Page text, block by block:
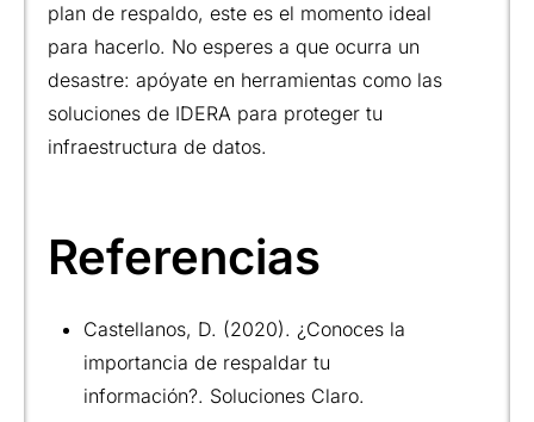
plan de respaldo, este es el momento ideal
para hacerlo. No esperes a que ocurra un
desastre: apóyate en herramientas como las
soluciones de IDERA para proteger tu
infraestructura de datos.
Referencias
Castellanos, D. (2020). ¿Conoces la
importancia de respaldar tu
información?. Soluciones Claro.